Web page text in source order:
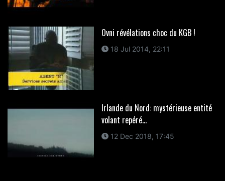
Ovni révélations choc du KGB !
18 Jul 2014, 22:11
Irlande du Nord: mystérieuse entité
volant repéré...
12 Dec 2018, 17:45